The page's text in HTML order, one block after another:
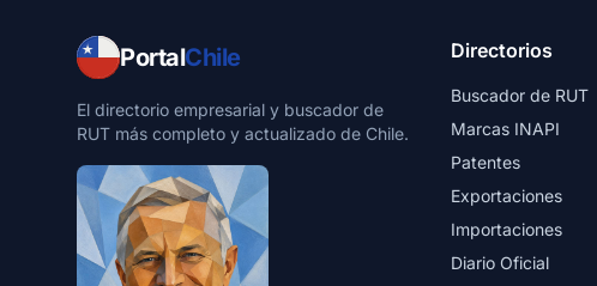
PortalChile
El directorio empresarial y buscador de
RUT más completo y actualizado de Chile.
Directorios
Buscador de RUT
Marcas INAPI
Patentes
Exportaciones
Importaciones
Diario Oficial